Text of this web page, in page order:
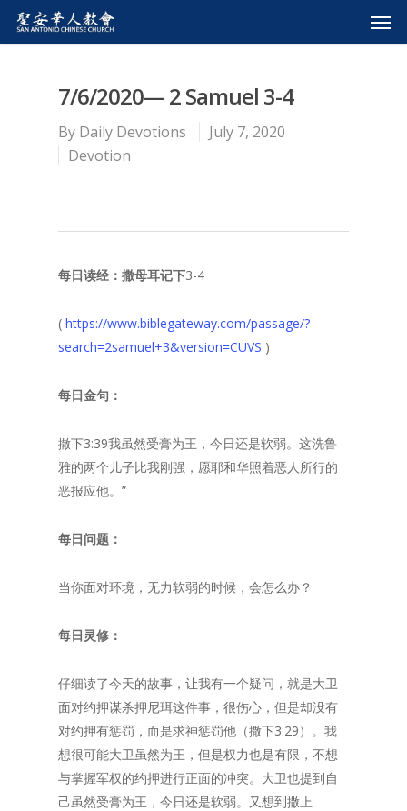
7/6/2020— 2 Samuel 3-4
By Daily Devotions
July 7, 2020
Devotion
每日读经：撒母耳记下3-4
( https://www.biblegateway.com/passage/?
search=2samuel+3&version=CUVS )
每日金句：
撒下3:39我虽然受膏为王，今日还是软弱。这洗鲁
雅的两个儿子比我刚强，愿耶和华照着恶人所行的
恶报应他。”
每日问题：
当你面对环境，无力软弱的时候，会怎么办？
每日灵修：
仔细读了今天的故事，让我有一个疑问，就是大卫
面对约押谋杀押尼珥这件事，很伤心，但是却没有
对约押有惩罚，而是求神惩罚他（撒下3:29）。我
想很可能大卫虽然为王，但是权力也是有限，不想
与掌握军权的约押进行正面的冲突。大卫也提到自
己虽然受膏为王，今日还是软弱。又想到撒上